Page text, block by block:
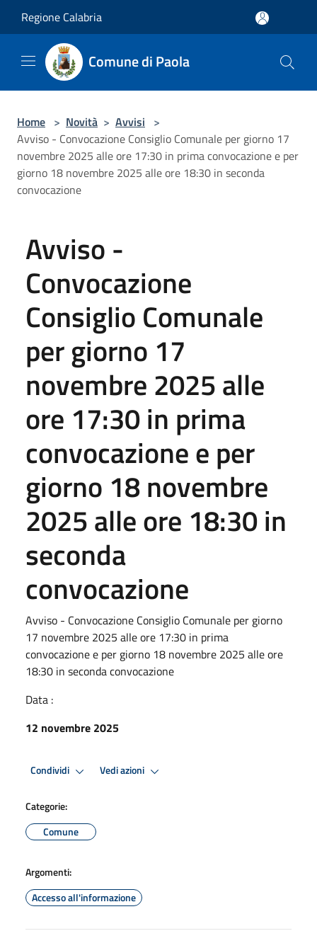
Regione Calabria
Comune di Paola
Home > Novità > Avvisi >
Avviso - Convocazione Consiglio Comunale per giorno 17
novembre 2025 alle ore 17:30 in prima convocazione e per
giorno 18 novembre 2025 alle ore 18:30 in seconda
convocazione
Avviso -
Convocazione
Consiglio Comunale
per giorno 17
novembre 2025 alle
ore 17:30 in prima
convocazione e per
giorno 18 novembre
2025 alle ore 18:30 in
seconda
convocazione
Avviso - Convocazione Consiglio Comunale per giorno
17 novembre 2025 alle ore 17:30 in prima
convocazione e per giorno 18 novembre 2025 alle ore
18:30 in seconda convocazione
Data :
12 novembre 2025
Condividi Vedi azioni
Categorie:
Comune
Argomenti:
Accesso all'informazione